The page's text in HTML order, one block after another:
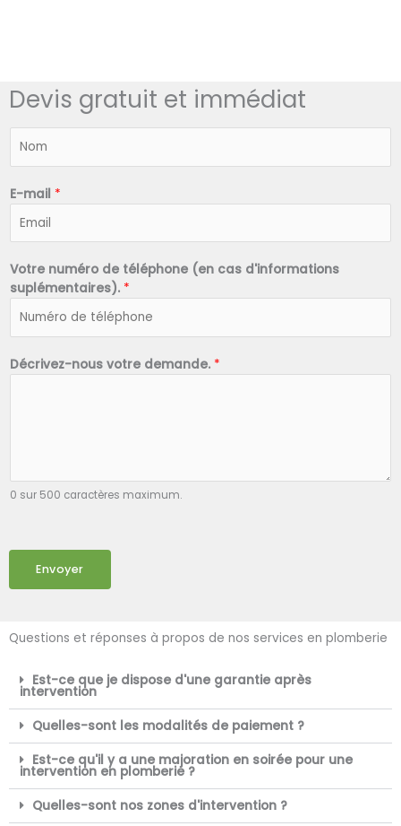
Devis gratuit et immédiat
*
E-mail *
Votre numéro de téléphone (en cas d'informations
suplémentaires). *
Décrivez-nous votre demande. *
0 sur 500 caractères maximum.
Envoyer
Questions et réponses à propos de nos services en plomberie
Est-ce que je dispose d'une garantie après
intervention
Quelles-sont les modalités de paiement ?
Est-ce qu'il y a une majoration en soirée pour une
intervention en plomberie ?
Quelles-sont nos zones d'intervention ?